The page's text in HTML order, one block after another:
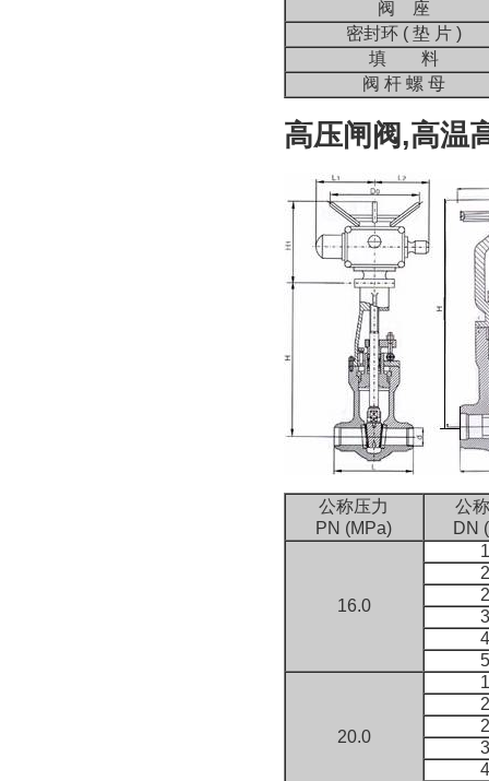
阀 座
密封环 ( 垫 片 )
填 料
阀 杆 螺 母
高压闸阀,高温
公称压力
PN (MPa)
公
DN
16.0
20.0